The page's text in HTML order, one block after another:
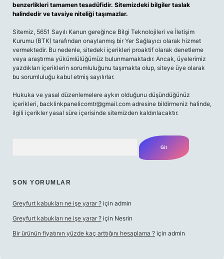
benzerlikleri tamamen tesadüfidir. Sitemizdeki bilgiler taslak
halindedir ve tavsiye niteliği taşımazlar.
Sitemiz, 5651 Sayılı Kanun gereğince Bilgi Teknolojileri ve İletişim
Kurumu (BTK) tarafından onaylanmış bir Yer Sağlayıcı olarak hizmet
vermektedir. Bu nedenle, sitedeki içerikleri proaktif olarak denetleme
veya araştırma yükümlülüğümüz bulunmamaktadır. Ancak, üyelerimiz
yazdıkları içeriklerin sorumluluğunu taşımakta olup, siteye üye olarak
bu sorumluluğu kabul etmiş sayılırlar.
Hukuka ve yasal düzenlemelere aykırı olduğunu düşündüğünüz
içerikleri, backlinkpanelicomtr@gmail.com adresine bildirmeniz halinde,
ilgili içerikler yasal süre içerisinde sitemizden kaldırılacaktır.
SON YORUMLAR
Greyfurt kabukları ne işe yarar ? için admin
Greyfurt kabukları ne işe yarar ? için Nesrin
Bir ürünün fiyatının yüzde kaç arttığını hesaplama ? için admin